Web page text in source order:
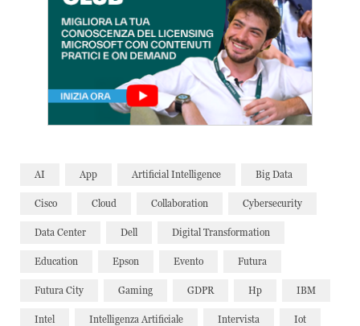
AI App Artificial Intelligence Big Data
Cisco Cloud Collaboration Cybersecurity
Data Center Dell Digital Transformation
Education Epson Evento Futura
Futura City Gaming GDPR Hp IBM
Intel Intelligenza Artificiale Intervista Iot